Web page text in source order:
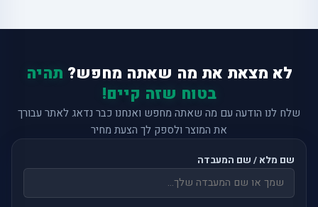
לא מצאת את מה שאתה מחפש? תהיה
בטוח שזה קיים!
שלח לנו הודעה עם מה שאתה מחפש ואנחנו כבר נדאג לאתר עבורך
את המוצר ולספק לך הצעת מחיר
שם מלא / שם המעבדה